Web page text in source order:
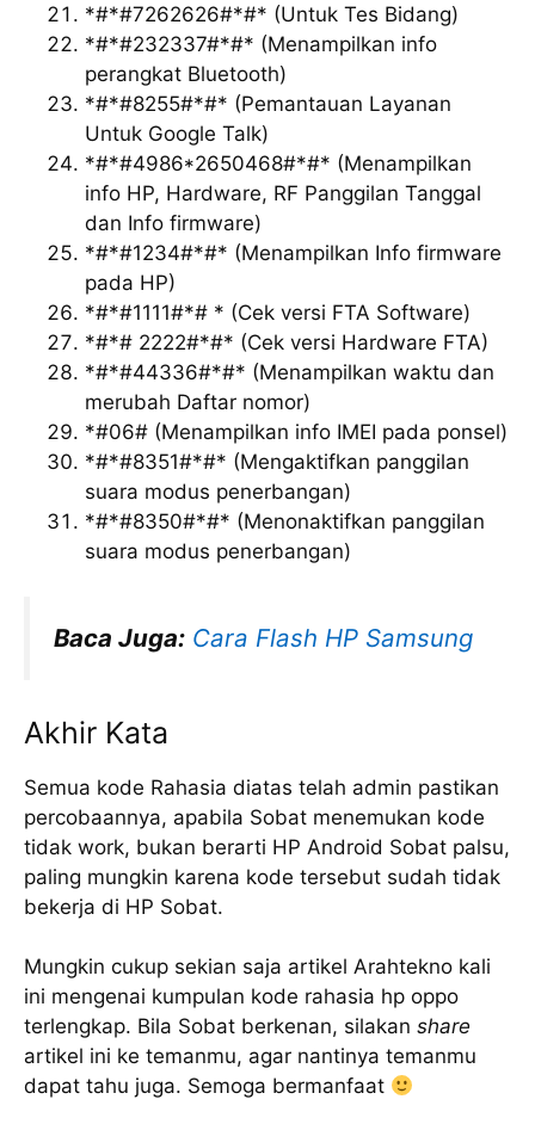
*#*#7262626#*#* (Untuk Tes Bidang)
*#*#232337#*#* (Menampilkan info
perangkat Bluetooth)
*#*#8255#*#* (Pemantauan Layanan
Untuk Google Talk)
*#*#4986*2650468#*#* (Menampilkan
info HP, Hardware, RF Panggilan Tanggal
dan Info firmware)
*#*#1234#*#* (Menampilkan Info firmware
pada HP)
*#*#1111#*# * (Cek versi FTA Software)
*#*# 2222#*#* (Cek versi Hardware FTA)
*#*#44336#*#* (Menampilkan waktu dan
merubah Daftar nomor)
*#06# (Menampilkan info IMEI pada ponsel)
*#*#8351#*#* (Mengaktifkan panggilan
suara modus penerbangan)
*#*#8350#*#* (Menonaktifkan panggilan
suara modus penerbangan)
Baca Juga: Cara Flash HP Samsung
Akhir Kata
Semua kode Rahasia diatas telah admin pastikan
percobaannya, apabila Sobat menemukan kode
tidak work, bukan berarti HP Android Sobat palsu,
paling mungkin karena kode tersebut sudah tidak
bekerja di HP Sobat.
Mungkin cukup sekian saja artikel Arahtekno kali
ini mengenai kumpulan kode rahasia hp oppo
terlengkap. Bila Sobat berkenan, silakan share
artikel ini ke temanmu, agar nantinya temanmu
dapat tahu juga. Semoga bermanfaat